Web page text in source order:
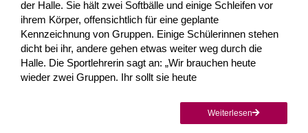
der Halle. Sie hält zwei Softbälle und einige Schleifen vor
ihrem Körper, offensichtlich für eine geplante
Kennzeichnung von Gruppen. Einige Schülerinnen stehen
dicht bei ihr, andere gehen etwas weiter weg durch die
Halle. Die Sportlehrerin sagt an: „Wir brauchen heute
wieder zwei Gruppen. Ihr sollt sie heute
Weiterlesen